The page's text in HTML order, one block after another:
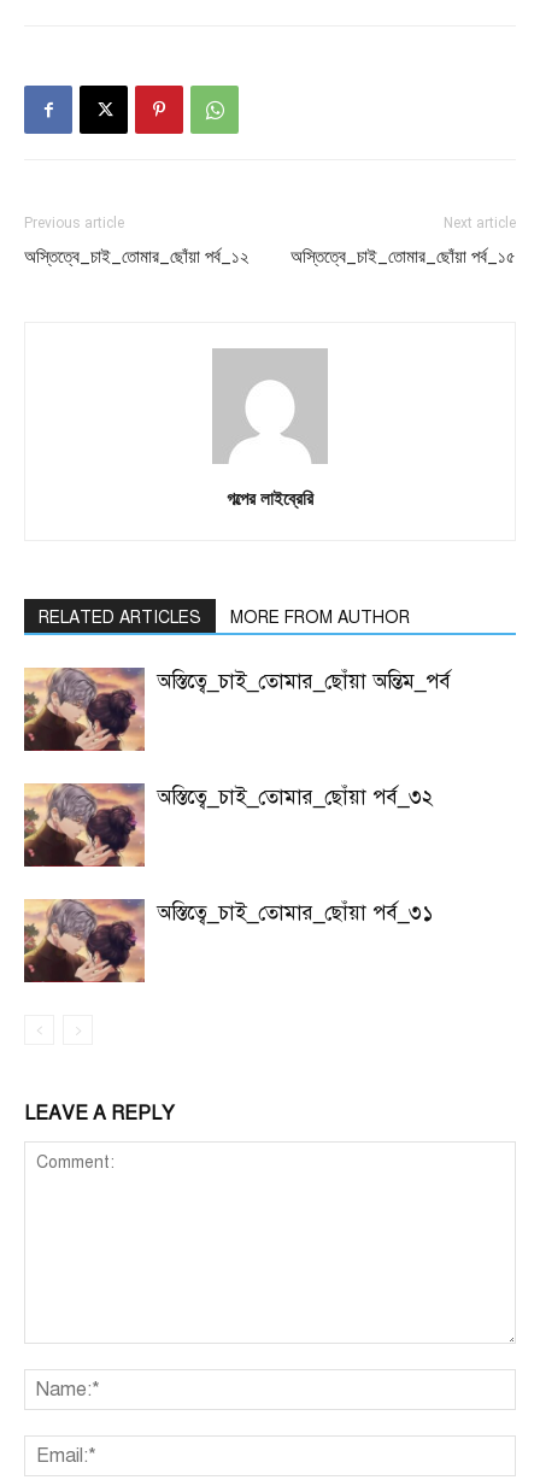
Previous article
অস্তিত্বে_চাই_তোমার_ছোঁয়া পর্ব_১২
Next article
অস্তিত্বে_চাই_তোমার_ছোঁয়া পর্ব_১৫
গল্পের লাইব্রেরি
RELATED ARTICLES MORE FROM AUTHOR
অস্তিত্বে_চাই_তোমার_ছোঁয়া অন্তিম_পর্ব
অস্তিত্বে_চাই_তোমার_ছোঁয়া পর্ব_৩২
অস্তিত্বে_চাই_তোমার_ছোঁয়া পর্ব_৩১
LEAVE A REPLY